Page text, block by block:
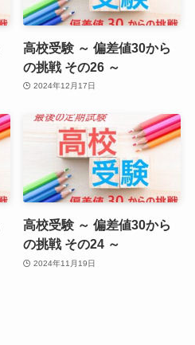
高校受験 ～ 偏差値30から
の挑戦 その26 ～
2024年12月17日
高校受験 ～ 偏差値30から
の挑戦 その24 ～
2024年11月19日